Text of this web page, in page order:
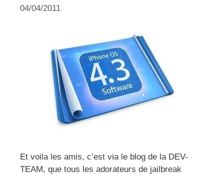
04/04/2011
Et voila les amis, c’est via le blog de la DEV-
TEAM, que tous les adorateurs de jailbreak